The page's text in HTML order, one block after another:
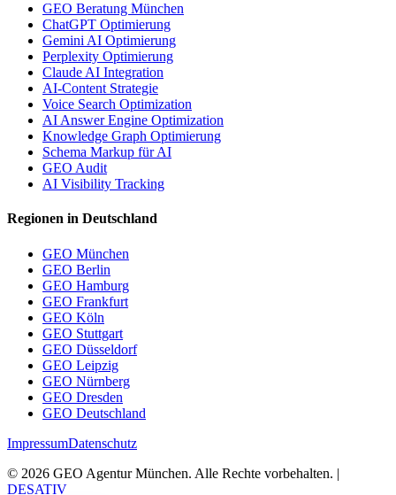
GEO Beratung München
ChatGPT Optimierung
Gemini AI Optimierung
Perplexity Optimierung
Claude AI Integration
AI-Content Strategie
Voice Search Optimization
AI Answer Engine Optimization
Knowledge Graph Optimierung
Schema Markup für AI
GEO Audit
AI Visibility Tracking
Regionen in Deutschland
GEO München
GEO Berlin
GEO Hamburg
GEO Frankfurt
GEO Köln
GEO Stuttgart
GEO Düsseldorf
GEO Leipzig
GEO Nürnberg
GEO Dresden
GEO Deutschland
ImpressumDatenschutz
© 2026 GEO Agentur München. Alle Rechte vorbehalten. |
DESATIV